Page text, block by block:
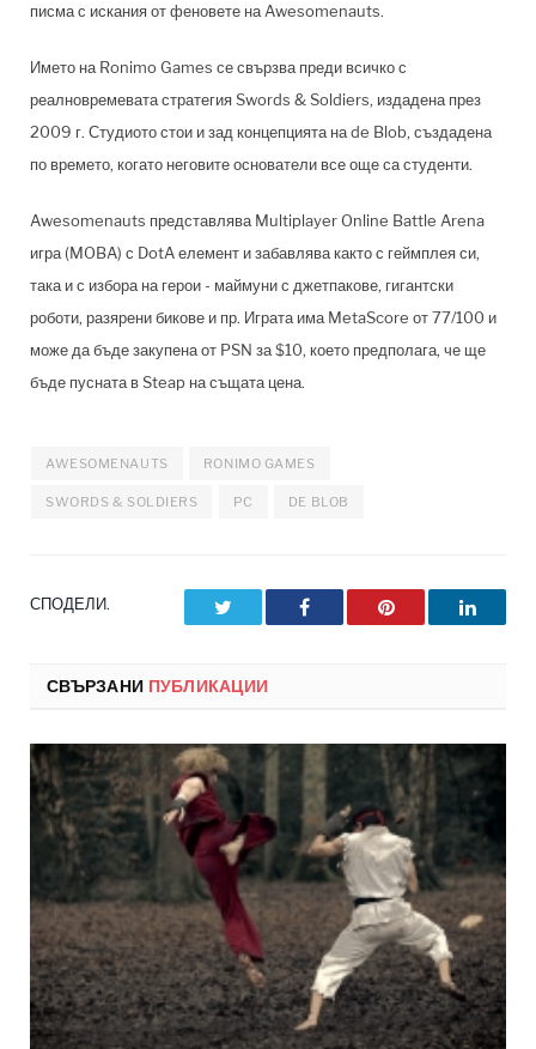
писма с искания от феновете на Awesomenauts.
Името на Ronimo Games се свързва преди всичко с
реалновремевата стратегия Swords & Soldiers, издадена през
2009 г. Студиото стои и зад концепцията на de Blob, създадена
по времето, когато неговите основатели все още са студенти.
Awesomenauts представлява Multiplayer Online Battle Arena
игра (MOBA) с DotA елемент и забавлява както с геймплея си,
така и с избора на герои - маймуни с джетпакове, гигантски
роботи, разярени бикове и пр. Играта има MetaScore от 77/100 и
може да бъде закупена от PSN за $10, което предполага, че ще
бъде пусната в Steap на същата цена.
AWESOMENAUTS RONIMO GAMES
SWORDS & SOLDIERS PC DE BLOB
СПОДЕЛИ. Facebook Pinterest
СВЪРЗАНИ ПУБЛИКАЦИИ